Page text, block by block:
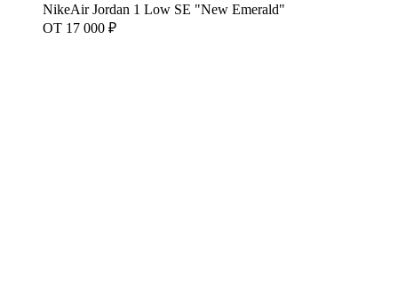
NikeAir Jordan 1 Low SE "New Emerald"
ОТ 17 000 ₽